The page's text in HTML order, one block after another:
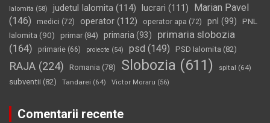
Ialomita (58) judetul Ialomita (114) lucrari (111)
Marian Pavel
(146)
medici (72) operator (112) operator apa (72) pnl (99)
PNL
Ialomita (90) primar(84) primaria (93)
primaria slobozia
(164)
primarie (66) proiecte (54) psd (149) PSD Ialomita (82)
RAJA (224) Romania (78) Slobozia (611) spital (64)
subventii (82) Tandarei (64) Victor Moraru (56)
Comentarii recente